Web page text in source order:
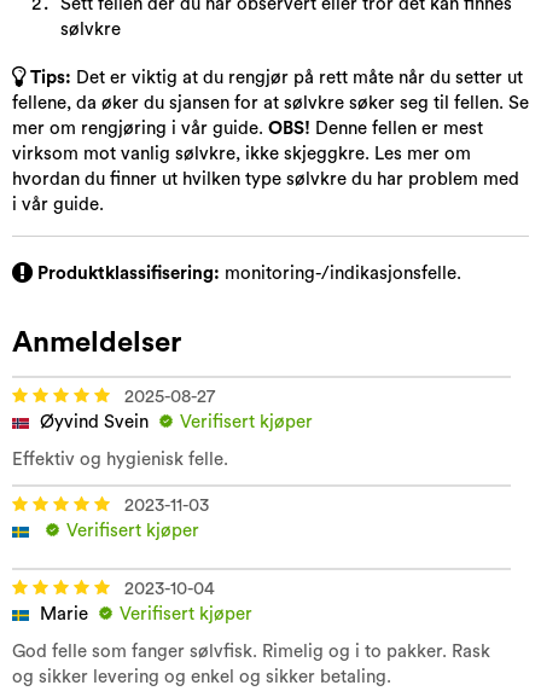
Sett fellen der du har observert eller tror det kan finnes
sølvkre
Tips: Det er viktig at du rengjør på rett måte når du setter ut
fellene, da øker du sjansen for at sølvkre søker seg til fellen. Se
mer om rengjøring i vår guide. OBS! Denne fellen er mest
virksom mot vanlig sølvkre, ikke skjeggkre. Les mer om
hvordan du finner ut hvilken type sølvkre du har problem med
i vår guide.
Produktklassifisering: monitoring-/indikasjonsfelle.
Anmeldelser
2025-08-27
Øyvind Svein
Verifisert kjøper
Effektiv og hygienisk felle.
2023-11-03
Verifisert kjøper
2023-10-04
Marie
Verifisert kjøper
God felle som fanger sølvfisk. Rimelig og i to pakker. Rask
og sikker levering og enkel og sikker betaling.